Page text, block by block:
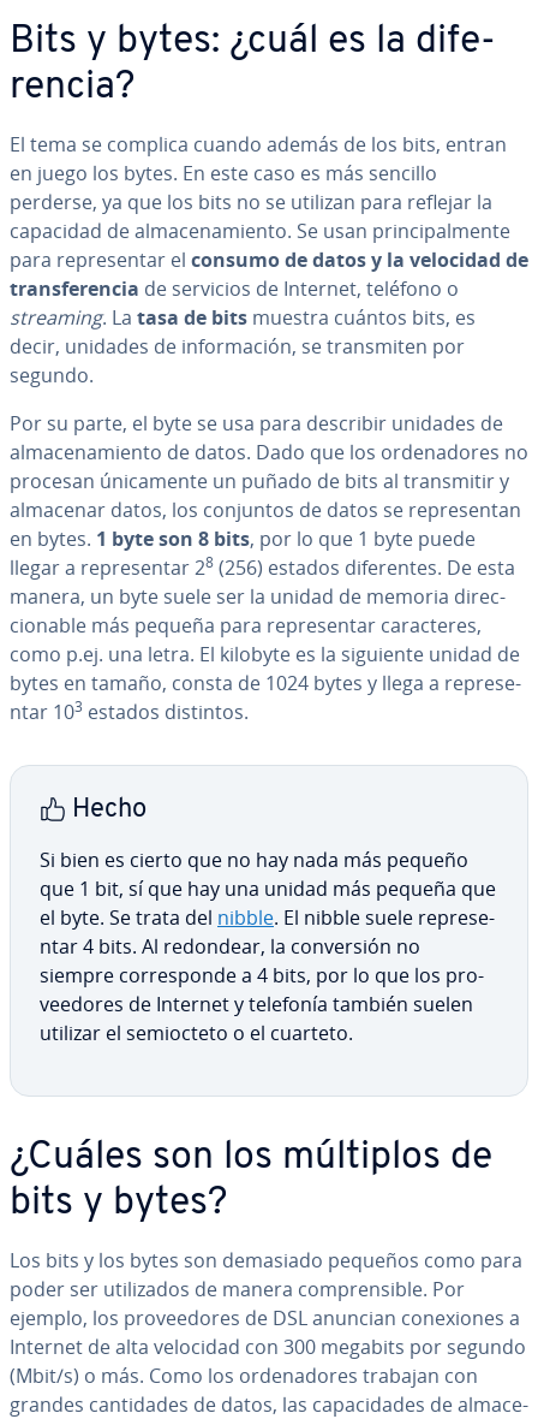
Bits y bytes: ¿cuál es la di­fe­
re­n­cia?
El tema se complica cuando además de los bits, entran
en juego los bytes. En este caso es más sencillo
perderse, ya que los bits no se utilizan para reflejar la
capacidad de al­ma­ce­na­mie­n­to. Se usan pri­n­ci­pa­l­me­n­te
para re­pre­se­n­tar el consumo de datos y la velocidad de
tra­n­s­fe­re­n­cia de servicios de Internet, teléfono o
streaming. La tasa de bits muestra cuántos bits, es
decir, unidades de in­fo­r­ma­ción, se tra­n­s­mi­ten por
segundo.
Por su parte, el byte se usa para describir unidades de
al­ma­ce­na­mie­n­to de datos. Dado que los or­de­na­do­res no
procesan úni­ca­me­n­te un puñado de bits al tra­n­s­mi­tir y
almacenar datos, los conjuntos de datos se re­pre­se­n­tan
en bytes. 1 byte son 8 bits, por lo que 1 byte puede
llegar a re­pre­se­n­tar 28 (256) estados di­fe­re­n­tes. De esta
manera, un byte suele ser la unidad de memoria di­re­c­
cio­na­ble más pequeña para re­pre­se­n­tar ca­ra­c­te­res,
como p.ej. una letra. El kilobyte es la siguiente unidad de
bytes en tamaño, consta de 1024 bytes y llega a re­pre­se­
n­tar 103 estados distintos.
Hecho
Si bien es cierto que no hay nada más pequeño
que 1 bit, sí que hay una unidad más pequeña que
el byte. Se trata del nibble. El nibble suele re­pre­se­
n­tar 4 bits. Al redondear, la co­n­ve­r­sión no
siempre co­rre­s­po­n­de a 4 bits, por lo que los pro­
vee­do­res de Internet y telefonía también suelen
utilizar el se­mioc­te­to o el cuarteto.
¿Cuáles son los múltiplos de
bits y bytes?
Los bits y los bytes son demasiado pequeños como para
poder ser uti­li­za­dos de manera co­m­pre­n­si­ble. Por
ejemplo, los pro­vee­do­res de DSL anuncian co­ne­xio­nes a
Internet de alta velocidad con 300 megabits por segundo
(Mbit/s) o más. Como los or­de­na­do­res trabajan con
grandes ca­n­ti­da­des de datos, las ca­pa­ci­da­des de al­ma­ce­